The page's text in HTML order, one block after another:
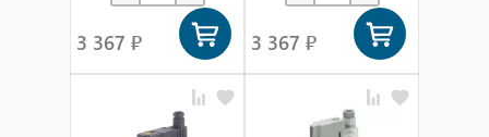
3 367 ₽ 3 367 ₽